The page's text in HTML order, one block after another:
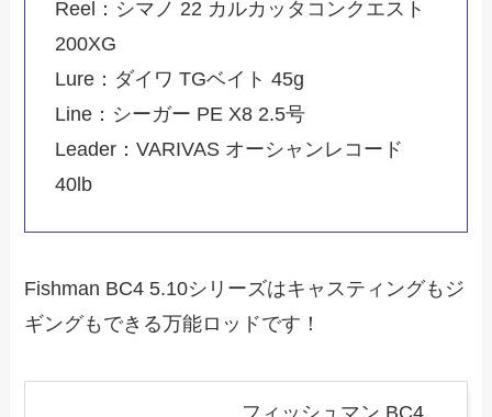
Reel：シマノ 22 カルカッタコンクエスト
200XG
Lure：ダイワ TGベイト 45g
Line：シーガー PE X8 2.5号
Leader：VARIVAS オーシャンレコード
40lb
Fishman BC4 5.10シリーズはキャスティングもジ
ギングもできる万能ロッドです！